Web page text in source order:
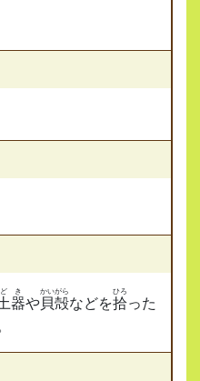
器
どき
や貝殻
かいがら
などを拾
ひろ
った